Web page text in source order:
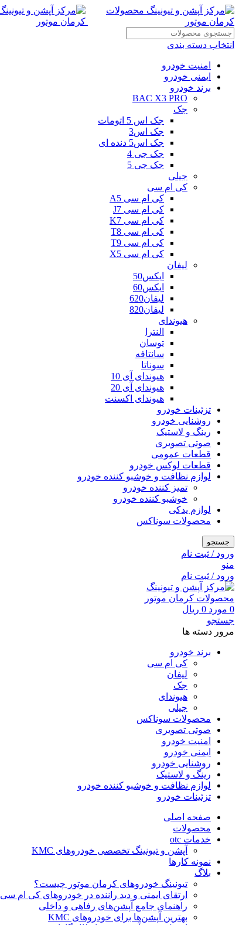
انتخاب دسته بندی
امنیت خودرو
ایمنی خودرو
برند خودرو
BAC X3 PRO
جک
جک اس 5 اتومات
جک اس3
جک اس5 دنده ای
جک جی 4
جک جی 5
جیلی
کی ام سی
کی ام سی A5
کی ام سی J7
کی ام سی K7
کی ام سی T8
کی ام سی T9
کی ام سی X5
لیفان
ایکس50
ایکس60
لیفان620
لیفان820
هیوندای
النترا
توسان
سانتافه
سوناتا
هیوندای آی 10
هیوندای آی 20
هیوندای اکسنت
تزئینات خودرو
روشنایی خودرو
رینگ و لاستیک
صوتی تصویری
قطعات عمومی
قطعات لوکس خودرو
لوازم نظافت و خوشبو کننده خودرو
تمیز کننده خودرو
خوشبو کننده خودرو
لوازم یدکی
محصولات سوناکس
جستجو
ورود / ثبت نام
منو
ورود / ثبت نام
0 مورد 0 ریال
جستجو
مرور دسته ها
برند خودرو
کی ام سی
لیفان
جک
هیوندای
جیلی
محصولات سوناکس
صوتی تصویری
امنیت خودرو
ایمنی خودرو
روشنایی خودرو
رینگ و لاستیک
لوازم نظافت و خوشبو کننده خودرو
تزئینات خودرو
صفحه اصلی
محصولات
خدمات otc
آپشن و تیونینگ تخصصی خودروهای KMC
نمونه کارها
بلاگ
تیونینگ خودروهای کرمان موتور چیست؟
ارتقای ایمنی و دید راننده در خودروهای کی ام سی
راهنمای جامع آپشن‌های رفاهی و داخلی
بهترین آپشن‌ها برای خودروهای KMC